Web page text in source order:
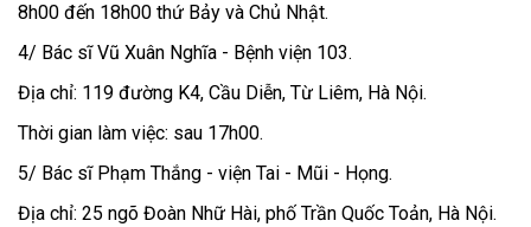
8h00 đến 18h00 thứ Bảy và Chủ Nhật.
4/ Bác sĩ Vũ Xuân Nghĩa - Bệnh viện 103.
Địa chỉ: 119 đường K4, Cầu Diễn, Từ Liêm, Hà Nội.
Thời gian làm việc: sau 17h00.
5/ Bác sĩ Phạm Thắng - viện Tai - Mũi - Họng.
Địa chỉ: 25 ngõ Đoàn Nhữ Hài, phố Trần Quốc Toản, Hà Nội.